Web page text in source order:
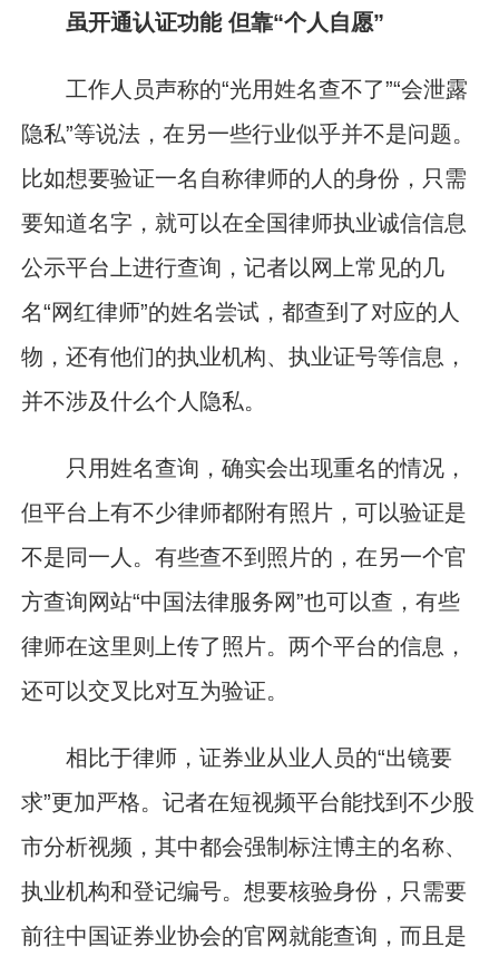
虽开通认证功能 但靠“个人自愿”
工作人员声称的“光用姓名查不了”“会泄露
隐私”等说法，在另一些行业似乎并不是问题。
比如想要验证一名自称律师的人的身份，只需
要知道名字，就可以在全国律师执业诚信信息
公示平台上进行查询，记者以网上常见的几
名“网红律师”的姓名尝试，都查到了对应的人
物，还有他们的执业机构、执业证号等信息，
并不涉及什么个人隐私。
只用姓名查询，确实会出现重名的情况，
但平台上有不少律师都附有照片，可以验证是
不是同一人。有些查不到照片的，在另一个官
方查询网站“中国法律服务网”也可以查，有些
律师在这里则上传了照片。两个平台的信息，
还可以交叉比对互为验证。
相比于律师，证券业从业人员的“出镜要
求”更加严格。记者在短视频平台能找到不少股
市分析视频，其中都会强制标注博主的名称、
执业机构和登记编号。想要核验身份，只需要
前往中国证券业协会的官网就能查询，而且是